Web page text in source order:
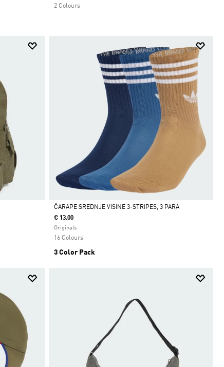
2 Colours
Da
ČARAPE SREDNJE VISINE 3-STRIPES, 3 PARA
€ 13.00
Originals
16 Colours
3 Color Pack